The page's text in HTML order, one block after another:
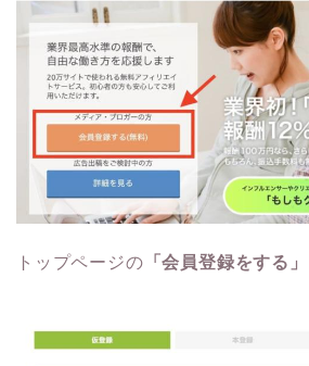
トップページの 「会員登録をする」